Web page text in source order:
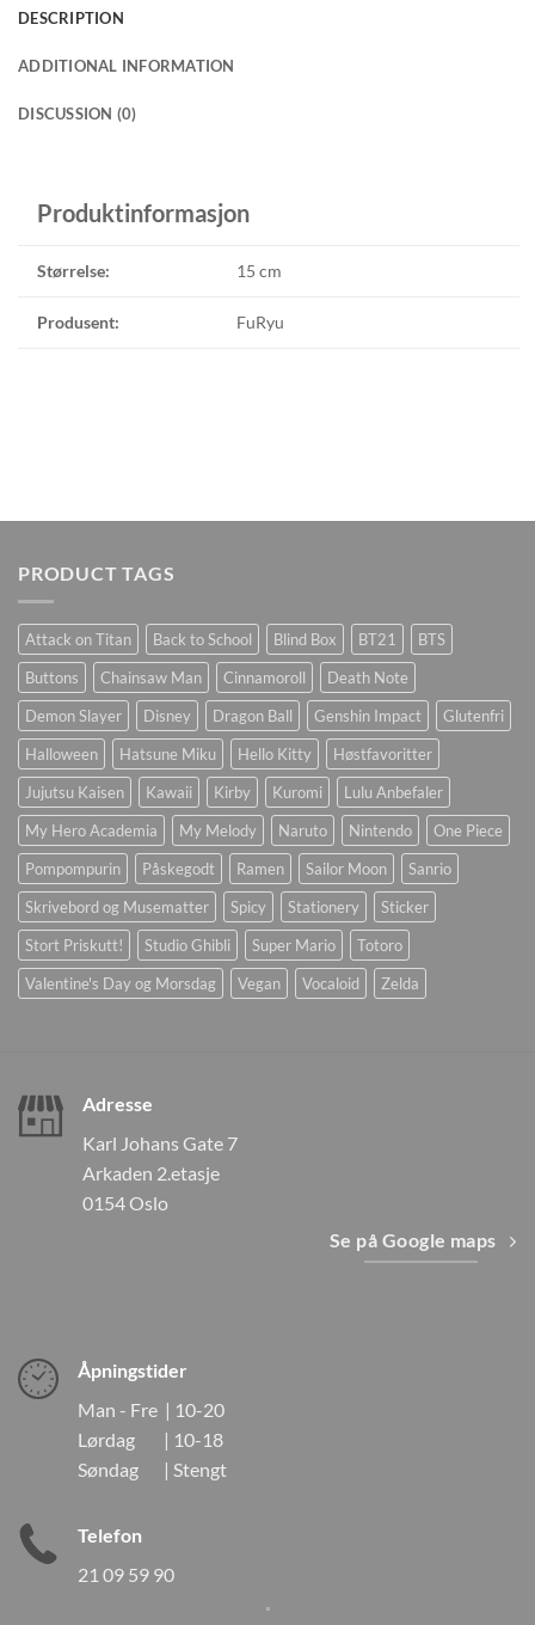
DESCRIPTION
ADDITIONAL INFORMATION
DISCUSSION (0)
Produktinformasjon
Størrelse: 15 cm
Produsent: FuRyu
PRODUCT TAGS
Attack on Titan Back to School Blind Box BT21
BTS
Buttons
Chainsaw Man Cinnamoroll
Death Note
Demon Slayer
Disney Dragon Ball Genshin Impact
Glutenfri
Halloween
Hatsune Miku Hello Kitty
Høstfavoritter
Jujutsu Kaisen
Kawaii Kirby Kuromi
Lulu Anbefaler
My Hero Academia
My Melody Naruto Nintendo
One Piece
Pompompurin
Påskegodt Ramen Sailor Moon
Sanrio
Skrivebord og Musematter
Spicy Stationery
Sticker
Stort Priskutt!
Studio Ghibli Super Mario
Totoro
Valentine's Day og Morsdag
Vegan Vocaloid Zelda
Adresse
Karl Johans Gate 7
Arkaden 2.etasje
0154 Oslo
Se på Google maps
Åpningstider
Man - Fre | 10-20
Lørdag | 10-18
Søndag | Stengt
Telefon
21 09 59 90